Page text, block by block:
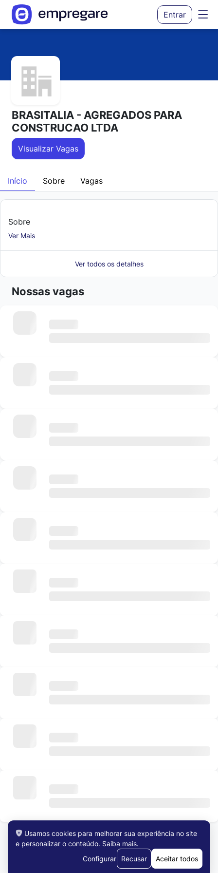
Entrar
BRASITALIA - AGREGADOS PARA
CONSTRUCAO LTDA
Visualizar Vagas
Início Sobre Vagas
Sobre
Ver Mais
Ver todos os detalhes
Nossas vagas
Ver todas as vagas
Usamos cookies para melhorar sua experiência no site
e personalizar o conteúdo. Saiba mais.
Configurar
Recusar Aceitar todos